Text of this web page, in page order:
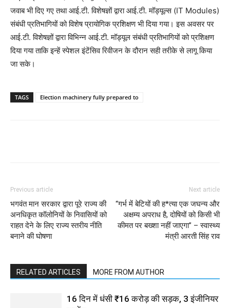
जवाब भी दिए गए तथा आई.टी. विशेषज्ञों द्वारा आई.टी. मॉड्यूल्स (IT Modules)
संबंधी प्रतिभागियों को विशेष प्रायोगिक प्रशिक्षण भी दिया गया। इस अवसर पर
आई.टी. विशेषज्ञों द्वारा विभिन्न आई.टी. मॉड्यूल संबंधी प्रतिभागियों को प्रशिक्षण
दिया गया ताकि इन्हें स्पेशल इंटेंसिव रिवीजन के दौरान सही तरीके से लागू किया
जा सके।
TAGS Election machinery fully prepared to
Previous article
भगवंत मान सरकार द्वारा पूरे राज्य की
अनधिकृत कॉलोनियों के निवासियों को
राहत देने के लिए राज्य स्तरीय नीति
बनाने की घोषणा
Next article
“गर्भ में बेटियों की ह*त्या एक जघन्य और
अक्षम्य अपराध है, दोषियों को किसी भी
कीमत पर बख्शा नहीं जाएगा” – स्वास्थ्य
मंत्री आरती सिंह राव
RELATED ARTICLES MORE FROM AUTHOR
16 दिन में धंसी ₹16 करोड़ की सड़क, 3 इंजीनियर